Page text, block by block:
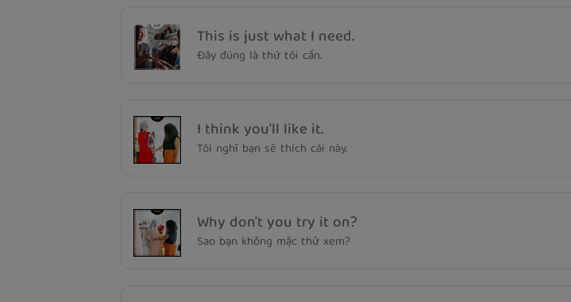
This is just what I need.
Đây đúng là thứ tôi cần.
I think you'll like it.
Tôi nghĩ bạn sẽ thích cái này.
Why don't you try it on?
Sao bạn không mặc thử xem?